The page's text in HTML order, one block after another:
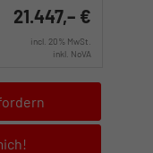
21.447,– €
incl. 20% MwSt.
inkl. NoVA